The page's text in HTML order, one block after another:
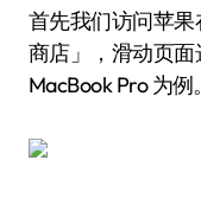
首先我们访问苹
商店」，滑动页
MacBook Pro 为例。